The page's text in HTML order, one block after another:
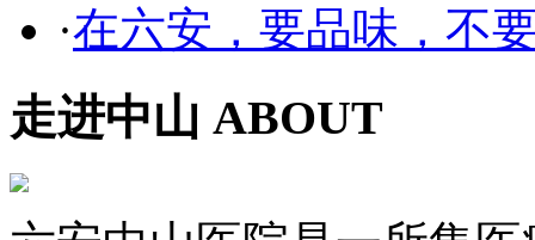
·在六安，要品味，不
走进中山 ABOUT